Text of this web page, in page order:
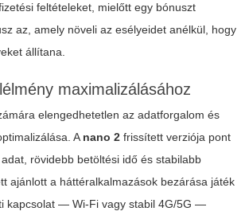
feltételeket, mielőtt egy bónuszt
az, amely növeli az esélyeidet anélkül, hogy
állítana.
maximalizálásához
elengedhetetlen az adatforgalom és
A nano 2 frissített verziója pont
rövidebb betöltési idő és stabilabb
ajánlott a háttéralkalmazások bezárása játék
kapcsolat — Wi-Fi vagy stabil 4G/5G —